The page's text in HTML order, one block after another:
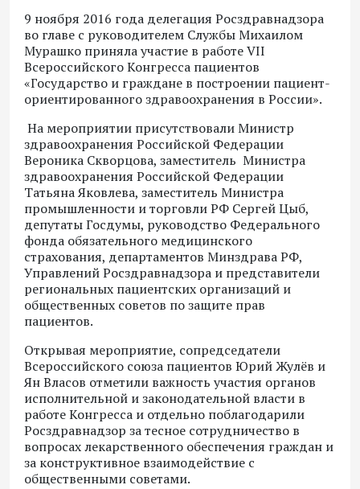
9 ноября 2016 года делегация Росздравнадзора
во главе с руководителем Службы Михаилом
Мурашко приняла участие в работе VII
Всероссийского Конгресса пациентов
«Государство и граждане в построении пациент-
ориентированного здравоохранения в России».
На мероприятии присутствовали Министр
здравоохранения Российской Федерации
Вероника Скворцова, заместитель Министра
здравоохранения Российской Федерации
Татьяна Яковлева, заместитель Министра
промышленности и торговли РФ Сергей Цыб,
депутаты Госдумы, руководство Федерального
фонда обязательного медицинского
страхования, департаментов Минздрава РФ,
Управлений Росздравнадзора и представители
региональных пациентских организаций и
общественных советов по защите прав
пациентов.
Открывая мероприятие, сопредседатели
Всероссийского союза пациентов Юрий Жулёв и
Ян Власов отметили важность участия органов
исполнительной и законодательной власти в
работе Конгресса и отдельно поблагодарили
Росздравнадзор за тесное сотрудничество в
вопросах лекарственного обеспечения граждан и
за конструктивное взаимодействие с
общественными советами.